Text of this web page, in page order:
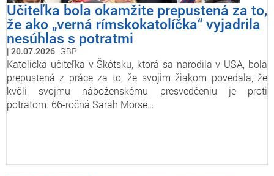
Učiteľka bola okamžite prepustená za to,
že ako „verná rímskokatolíčka“ vyjadrila
nesúhlas s potratmi
20.07.2026 GBR
Katolícka učiteľka v Škótsku, ktorá sa narodila v USA, bola
prepustená z práce za to, že svojim žiakom povedala, že
kvôli svojmu náboženskému presvedčeniu je proti
potratom. 66-ročná Sarah Morse…